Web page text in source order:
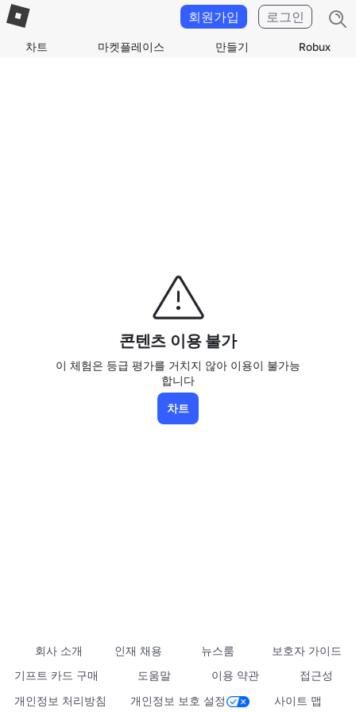
차트 마켓플레이스 만들기 Robux
회원가입 로그인
콘텐츠 이용 불가
이 체험은 등급 평가를 거치지 않아 이용이 불가능
합니다
차트
회사 소개 인재 채용 뉴스룸
보호자 가이드
기프트 카드 구매
도움말 이용 약관
접근성
개인정보 처리방침
개인정보 보호 설정 사이트 맵